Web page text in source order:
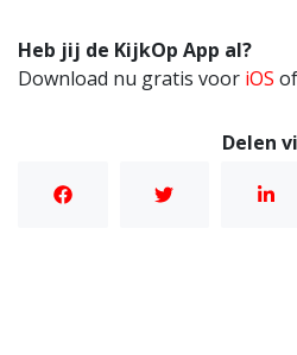
Heb jij de KijkOp App al?
Download nu gratis voor iOS of
Delen